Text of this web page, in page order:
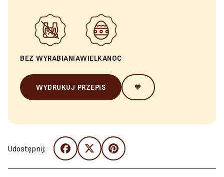
BEZ WYRABIANIAWIELKANOC
WYDRUKUJ PRZEPIS 🧡
Udostępnij: